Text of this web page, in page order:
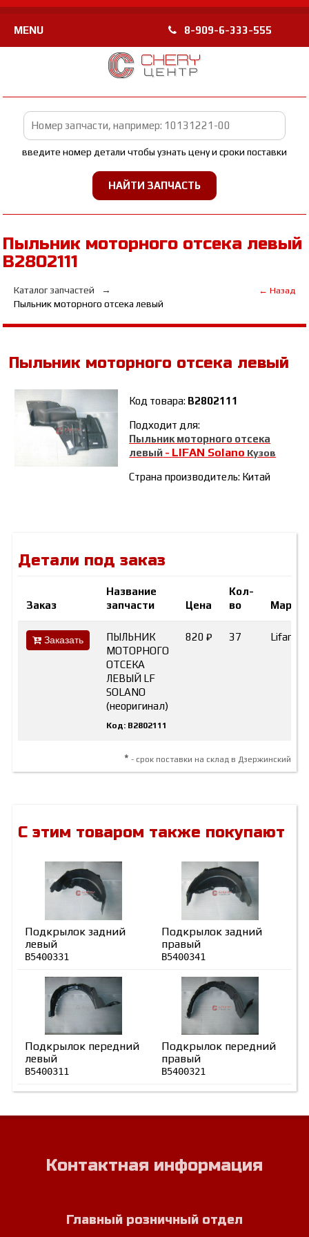
MENU 8-909-6-333-555
введите номер детали чтобы узнать цену и сроки поставки
Пыльник моторного отсека левый
B2802111
Каталог запчастей
Пыльник моторного отсека левый
← Назад
Пыльник моторного отсека левый
Код товара: B2802111
Подходит для:
Пыльник моторного отсека
левый - LIFAN Solano Кузов
Страна производитель: Китай
Детали под заказ
Заказ
Название
запчасти
Цена
Кол-
во
Марка
Заказать
ПЫЛЬНИК
МОТОРНОГО
ОТСЕКА
ЛЕВЫЙ LF
SOLANO
(неоригинал)
Код: B2802111
820 ₽ 37 Lifan
* - срок поставки на склад в Дзержинский
С этим товаром также покупают
Подкрылок задний
левый
B5400331
Подкрылок задний
правый
B5400341
Подкрылок передний
левый
B5400311
Подкрылок передний
правый
B5400321
Контактная информация
Главный розничный отдел